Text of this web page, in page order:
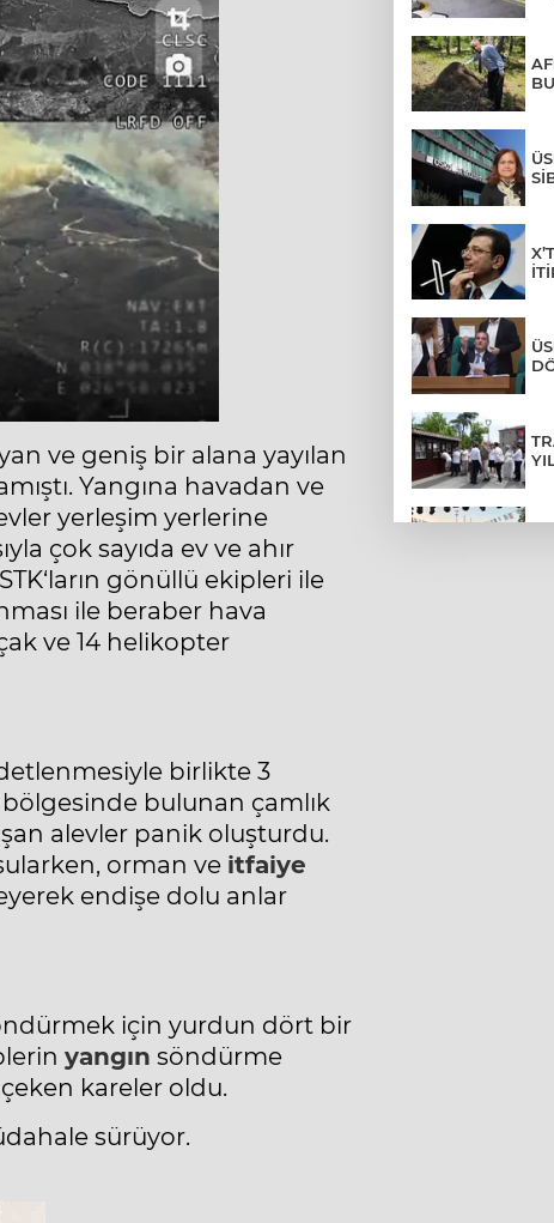
ve geniş bir alana yayılan
Yangına havadan ve
yerleşim yerlerine
çok sayıda ev ve ahır
gönüllü ekipleri ile
ile beraber hava
ve 14 helikopter
birlikte 3
bulunan çamlık
alevler panik oluşturdu.
orman ve itfaiye
endişe dolu anlar
için yurdun dört bir
yangın söndürme
kareler oldu.
sürüyor.